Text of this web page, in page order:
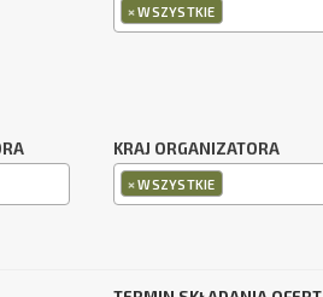
×WSZYSTKIE
KRAJ ORGANIZATORA
×WSZYSTKIE